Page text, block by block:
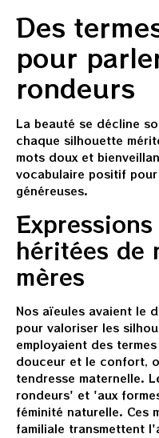
Des
pour
rondeurs
La beauté se décline
chaque silhouette
mots doux et
vocabulaire positif
généreuses.
héritées de
mères
Nos aïeules avaient le
pour valoriser les
employaient des
douceur et le confort,
tendresse maternelle.
rondeurs' et 'aux
féminité naturelle. Ces
familiale transmettent